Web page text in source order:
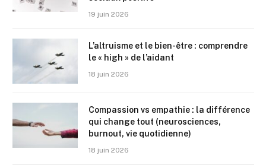
19 juin 2026
L’altruisme et le bien-être : comprendre
le « high » de l’aidant
18 juin 2026
Compassion vs empathie : la différence
qui change tout (neurosciences,
burnout, vie quotidienne)
18 juin 2026